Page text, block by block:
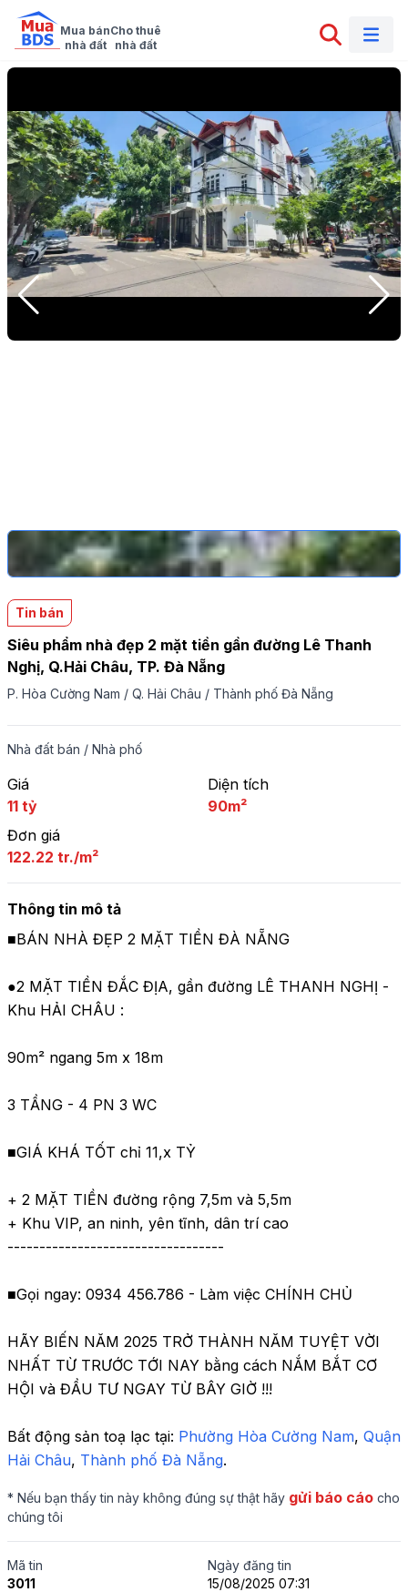
Mua bán
nhà đất
Cho thuê
nhà đất
Tin bán
Siêu phẩm nhà đẹp 2 mặt tiền gần đường Lê Thanh
Nghị, Q.Hải Châu, TP. Đà Nẵng
P. Hòa Cường Nam / Q. Hải Châu / Thành phố Đà Nẵng
Nhà đất bán / Nhà phố
Giá
11 tỷ
Diện tích
90m²
Đơn giá
122.22 tr./m²
Thông tin mô tả
■BÁN NHÀ ĐẸP 2 MẶT TIỀN ĐÀ NẴNG
●2 MẶT TIỀN ĐẮC ĐỊA, gần đường LÊ THANH NGHỊ -
Khu HẢI CHÂU :
90m² ngang 5m x 18m
3 TẦNG - 4 PN 3 WC
■GIÁ KHÁ TỐT chỉ 11,x TỶ
+ 2 MẶT TIỀN đường rộng 7,5m và 5,5m
+ Khu VIP, an ninh, yên tĩnh, dân trí cao
----------------------------------
■Gọi ngay: 0934 456.786 - Làm việc CHÍNH CHỦ
HÃY BIẾN NĂM 2025 TRỞ THÀNH NĂM TUYỆT VỜI
NHẤT TỪ TRƯỚC TỚI NAY bằng cách NẮM BẮT CƠ
HỘI và ĐẦU TƯ NGAY TỪ BÂY GIỜ !!!
Bất động sản toạ lạc tại: Phường Hòa Cường Nam, Quận
Hải Châu, Thành phố Đà Nẵng.
* Nếu bạn thấy tin này không đúng sự thật hãy gửi báo cáo cho
chúng tôi
Mã tin
3011
Ngày đăng tin
15/08/2025 07:31